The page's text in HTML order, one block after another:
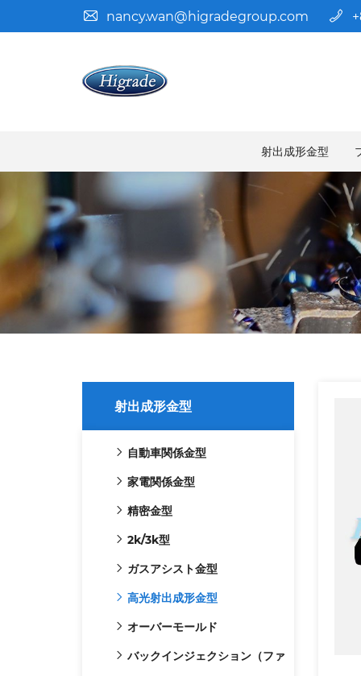
nancy.wan@higradegroup.com
射出成形金型
射出成形金型
自動車関係金型
家電関係金型
精密金型
2k/3k型
ガスアシスト金型
高光射出成形金型
オーバーモールド
バックインジェクション（ファ